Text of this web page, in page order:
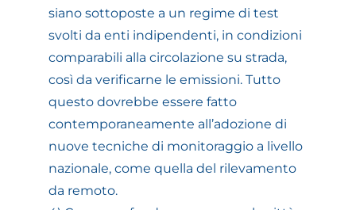
siano sottoposte a un regime di test
svolti da enti indipendenti, in condizioni
comparabili alla circolazione su strada,
così da verificarne le emissioni. Tutto
questo dovrebbe essere fatto
contemporaneamente all’adozione di
nuove tecniche di monitoraggio a livello
nazionale, come quella del rilevamento
da remoto.